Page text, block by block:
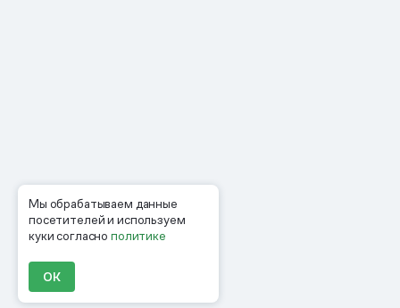
Мы обрабатываем данные
посетителей и используем
куки согласнополитике
ОК